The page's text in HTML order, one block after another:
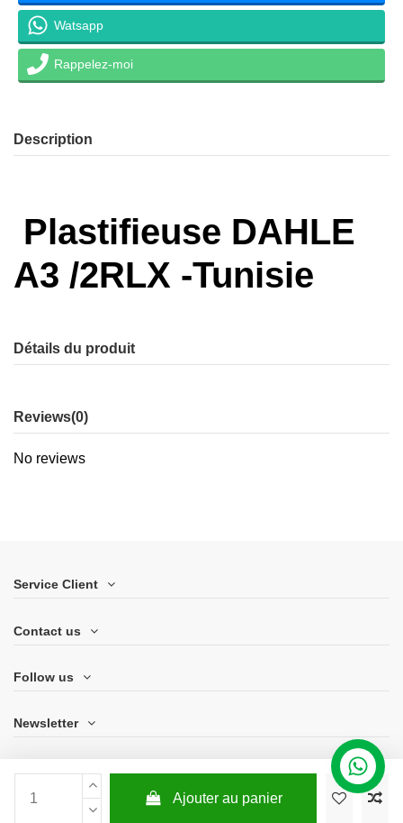
Ajouter au panier
Watsapp
Rappelez-moi
Description
Plastifieuse DAHLE
A3 /2RLX -Tunisie
Détails du produit
Reviews(0)
No reviews
Service Client
Contact us
Follow us
Newsletter